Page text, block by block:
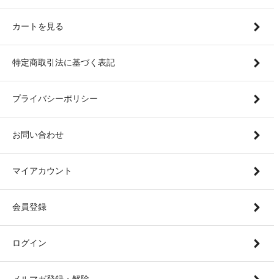
カートを見る
特定商取引法に基づく表記
プライバシーポリシー
お問い合わせ
マイアカウント
会員登録
ログイン